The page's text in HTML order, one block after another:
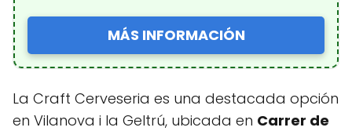
MÁS INFORMACIÓN
La Craft Cerveseria es una destacada opción
en Vilanova i la Geltrú, ubicada en Carrer de